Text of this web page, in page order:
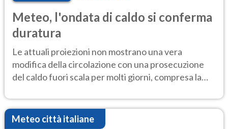
Meteo, l'ondata di caldo si conferma
duratura
Le attuali proiezioni non mostrano una vera
modifica della circolazione con una prosecuzione
del caldo fuori scala per molti giorni, compresa la
Meteo città italiane